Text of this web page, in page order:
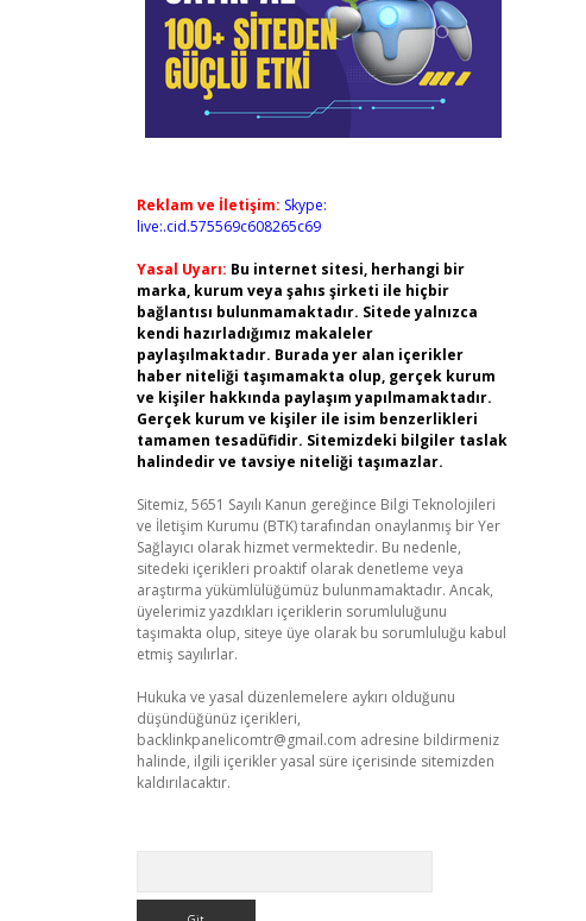
Reklam ve İletişim: Skype:
live:.cid.575569c608265c69
Yasal Uyarı: Bu internet sitesi, herhangi bir
marka, kurum veya şahıs şirketi ile hiçbir
bağlantısı bulunmamaktadır. Sitede yalnızca
kendi hazırladığımız makaleler
paylaşılmaktadır. Burada yer alan içerikler
haber niteliği taşımamakta olup, gerçek kurum
ve kişiler hakkında paylaşım yapılmamaktadır.
Gerçek kurum ve kişiler ile isim benzerlikleri
tamamen tesadüfidir. Sitemizdeki bilgiler taslak
halindedir ve tavsiye niteliği taşımazlar.
Sitemiz, 5651 Sayılı Kanun gereğince Bilgi Teknolojileri
ve İletişim Kurumu (BTK) tarafından onaylanmış bir Yer
Sağlayıcı olarak hizmet vermektedir. Bu nedenle,
sitedeki içerikleri proaktif olarak denetleme veya
araştırma yükümlülüğümüz bulunmamaktadır. Ancak,
üyelerimiz yazdıkları içeriklerin sorumluluğunu
taşımakta olup, siteye üye olarak bu sorumluluğu kabul
etmiş sayılırlar.
Hukuka ve yasal düzenlemelere aykırı olduğunu
düşündüğünüz içerikleri,
backlinkpanelicomtr@gmail.com adresine bildirmeniz
halinde, ilgili içerikler yasal süre içerisinde sitemizden
kaldırılacaktır.